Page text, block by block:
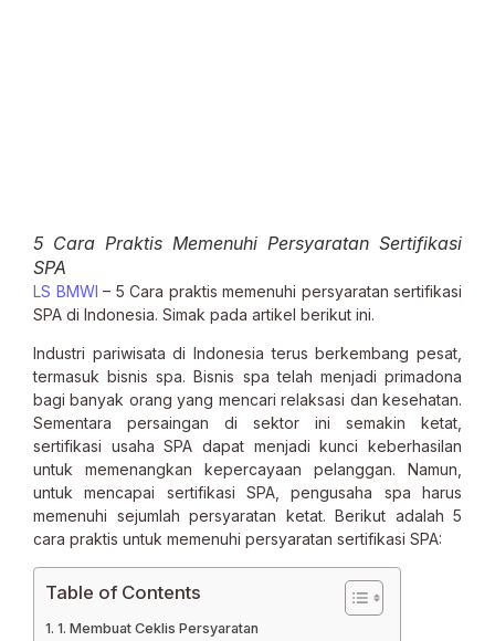
5 Cara Praktis Memenuhi Persyaratan Sertifikasi
SPA
LS BMWI – 5 Cara praktis memenuhi persyaratan sertifikasi
SPA di Indonesia. Simak pada artikel berikut ini.
Industri pariwisata di Indonesia terus berkembang pesat,
termasuk bisnis spa. Bisnis spa telah menjadi primadona
bagi banyak orang yang mencari relaksasi dan kesehatan.
Sementara persaingan di sektor ini semakin ketat,
sertifikasi usaha SPA dapat menjadi kunci keberhasilan
untuk memenangkan kepercayaan pelanggan. Namun,
untuk mencapai sertifikasi SPA, pengusaha spa harus
memenuhi sejumlah persyaratan ketat. Berikut adalah 5
cara praktis untuk memenuhi persyaratan sertifikasi SPA:
Table of Contents
1. Membuat Ceklis Persyaratan